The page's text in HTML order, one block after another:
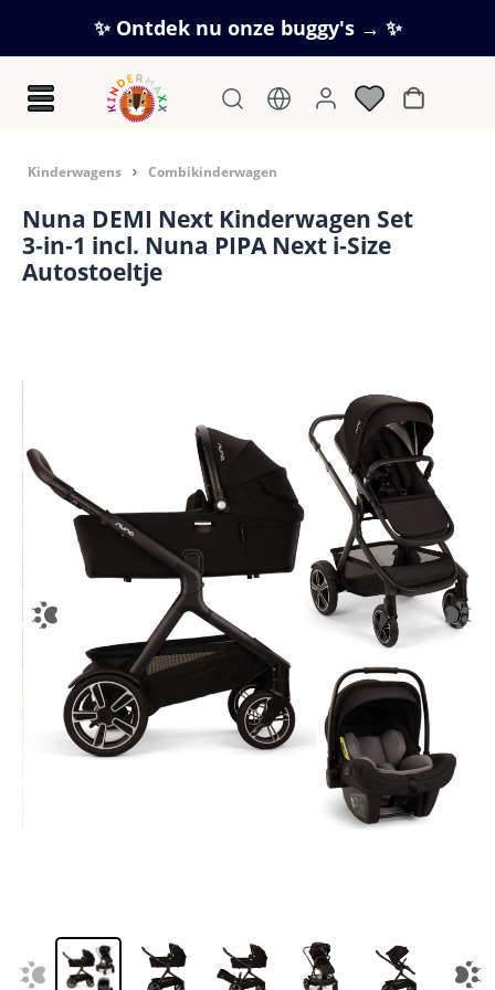
Ga naar de hoofdinhoud
✨ Ontdek nu onze buggy's → ✨
Kinderwagens Combikinderwagen
Nuna DEMI Next Kinderwagen Set
3‑in‑1 incl. Nuna PIPA Next i‑Size
Autostoeltje